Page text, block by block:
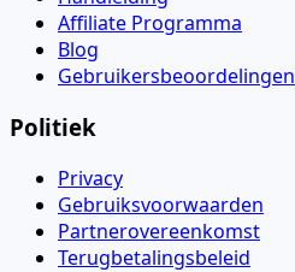
Affiliate Programma
Blog
Gebruikersbeoordelingen
Politiek
Privacy
Gebruiksvoorwaarden
Partnerovereenkomst
Terugbetalingsbeleid